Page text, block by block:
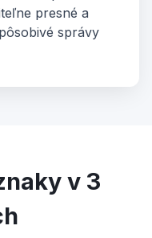
presné a
správy
v 3